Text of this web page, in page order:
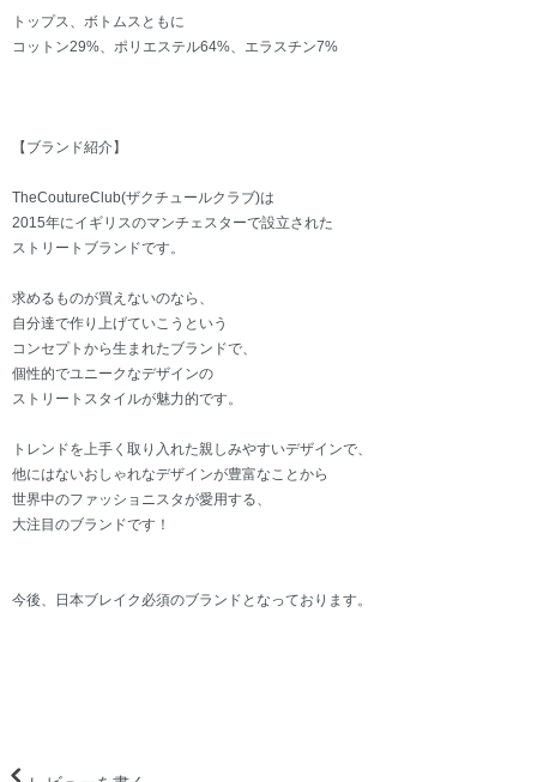
トップス、ボトムスともに
コットン29%、ポリエステル64%、エラスチン7%
【ブランド紹介】
TheCoutureClub(ザクチュールクラブ)は
2015年にイギリスのマンチェスターで設立された
ストリートブランドです。
求めるものが買えないのなら、
自分達で作り上げていこうという
コンセプトから生まれたブランドで、
個性的でユニークなデザインの
ストリートスタイルが魅力的です。
トレンドを上手く取り入れた親しみやすいデザインで、
他にはないおしゃれなデザインが豊富なことから
世界中のファッショニスタが愛用する、
大注目のブランドです！
今後、日本ブレイク必須のブランドとなっております。